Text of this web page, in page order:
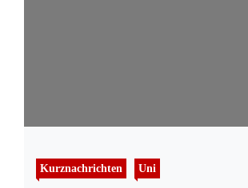
Kurznachrichten Uni